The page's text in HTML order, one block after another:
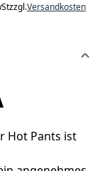
zzgl.Versandkosten
Hot Pants ist